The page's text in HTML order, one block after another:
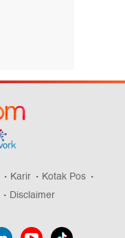
Karir
Kotak Pos
Disclaimer